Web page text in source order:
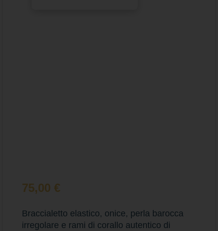
75,00 €
Braccialetto elastico, onice, perla barocca
irregolare e rami di corallo autentico di